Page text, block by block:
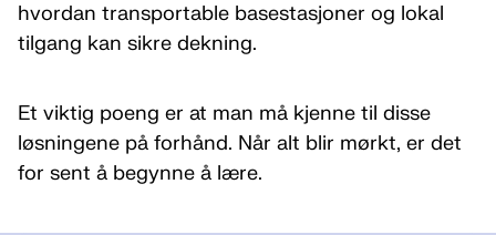
hvordan transportable basestasjoner og lokal
tilgang kan sikre dekning.
Et viktig poeng er at man må kjenne til disse
løsningene på forhånd. Når alt blir mørkt, er det
for sent å begynne å lære.